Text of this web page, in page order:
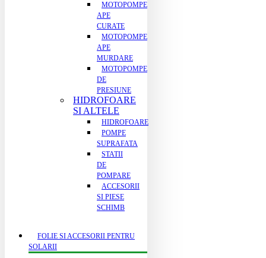
MOTOPOMPE
APE
CURATE
MOTOPOMPE
APE
MURDARE
MOTOPOMPE
DE
PRESIUNE
HIDROFOARE
SI ALTELE
HIDROFOARE
POMPE
SUPRAFATA
STATII
DE
POMPARE
ACCESORII
SI PIESE
SCHIMB
FOLIE SI ACCESORII PENTRU
SOLARII